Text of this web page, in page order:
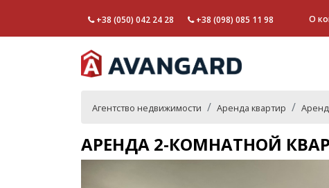
+38 (050) 042 24 28 +38 (098) 085 11 98 О
Агентство недвижимости Аренда квартир
АРЕНДА 2-КОМНАТНОЙ